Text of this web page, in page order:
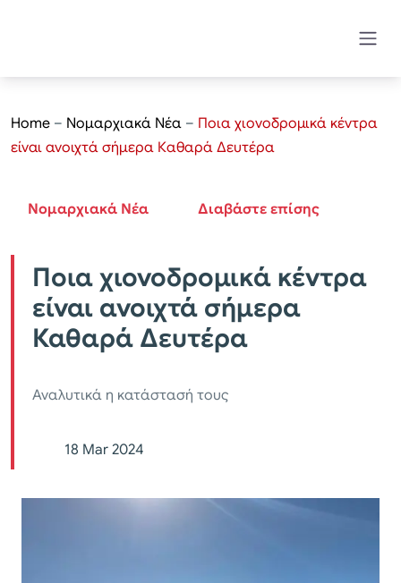
Home – Νομαρχιακά Νέα – Ποια χιονοδρομικά κέντρα
είναι ανοιχτά σήμερα Καθαρά Δευτέρα
Νομαρχιακά Νέα Διαβάστε επίσης
Ποια χιονοδρομικά κέντρα
είναι ανοιχτά σήμερα
Καθαρά Δευτέρα
Αναλυτικά η κατάστασή τους
18 Mar 2024